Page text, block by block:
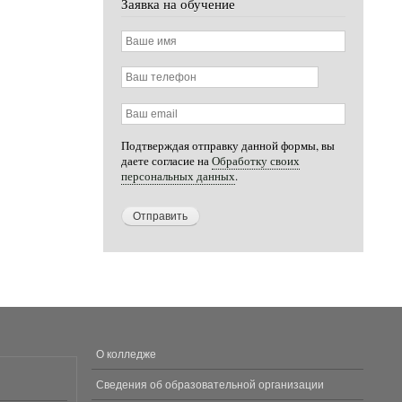
Ваше
имя
Ваш
телефон
Ваш
email
Подтверждая отправку данной формы, вы
даете согласие наОбработку своих
персональных данных.
МЕНЮ
В
ПОДВАЛЕ
О колледже
Сведения об образовательной организации